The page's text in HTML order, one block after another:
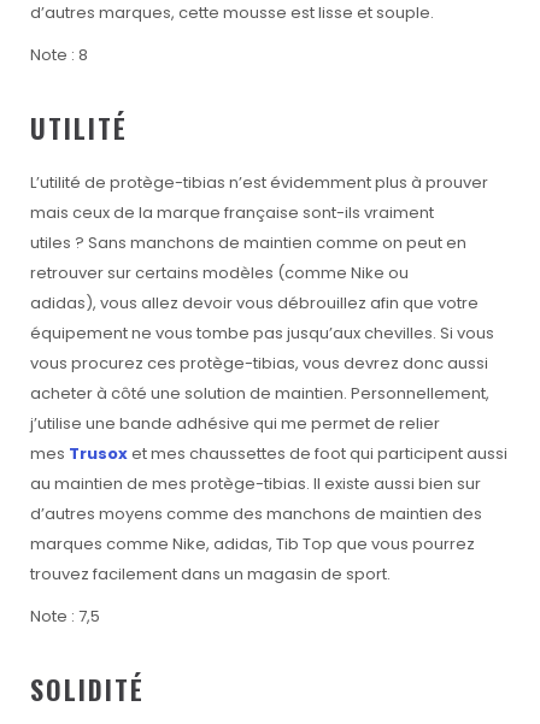
d’autres marques, cette mousse est lisse et souple.
Note : 8
UTILITÉ
L’utilité de protège-tibias n’est évidemment plus à prouver
mais ceux de la marque française sont-ils vraiment
utiles ? Sans manchons de maintien comme on peut en
retrouver sur certains modèles (comme Nike ou
adidas), vous allez devoir vous débrouillez afin que votre
équipement ne vous tombe pas jusqu’aux chevilles. Si vous
vous procurez ces protège-tibias, vous devrez donc aussi
acheter à côté une solution de maintien. Personnellement,
j’utilise une bande adhésive qui me permet de relier
mes Trusoxet mes chaussettes de foot qui participent aussi
au maintien de mes protège-tibias. Il existe aussi bien sur
d’autres moyens comme des manchons de maintien des
marques comme Nike, adidas, Tib Top que vous pourrez
trouvez facilement dans un magasin de sport.
Note : 7,5
SOLIDITÉ